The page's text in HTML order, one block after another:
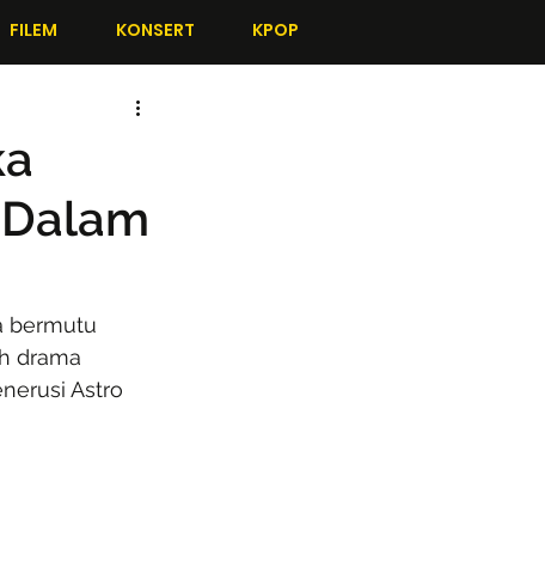
FILEM KONSERT KPOP
bermutu
drama
Astro